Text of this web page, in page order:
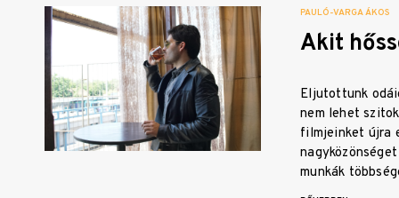
PAULÓ-VARGA ÁKOS
Akit
Eljutottunk
nem lehet
filmjeinket újra
munkák